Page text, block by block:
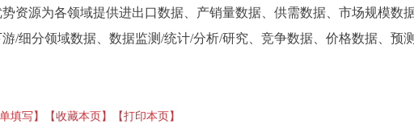
资源为各领域提供进出口数据、产销量数据、供需数据、市场规模数据
/细分领域数据、数据监测/统计/分析/研究、竞争数据、价格数据、预
填写】 【收藏本页】 【打印本页】